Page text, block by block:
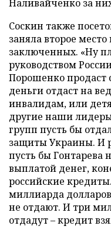
Наливайченко за
Соскин также
заняла второе
заключенных. «Ну
руководством
Порошенко продаст
деньги отдаст на
инвалидам, или
другие наши
групп пусть бы
защиты Украины. И
пусть бы Гонтарева
выплатой денег,
российские
миллиарда
не отдают. И три
отдадут – кредит